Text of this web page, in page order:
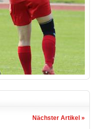
Nächster Artikel »